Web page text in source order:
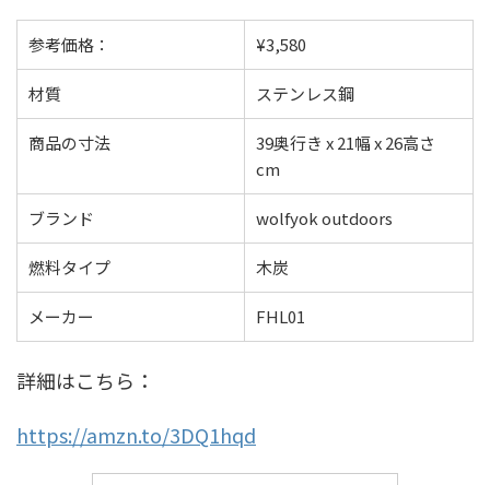
参考価格： ¥3,580
材質 ステンレス鋼
商品の寸法
39奥行き x 21幅 x 26高さ
cm
ブランド wolfyok outdoors
燃料タイプ 木炭
メーカー FHL01
詳細はこちら：
https://amzn.to/3DQ1hqd